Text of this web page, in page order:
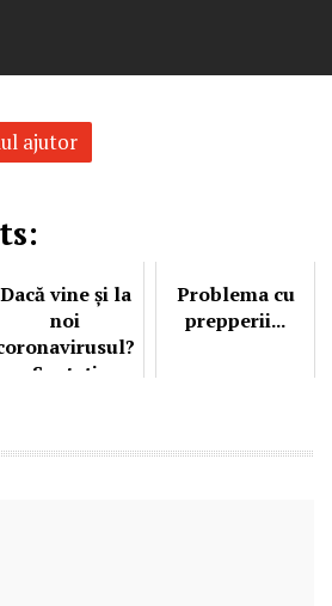
ajutor
Dacă vine și la
noi
Sunteți
carantină?
Problema cu
prepperii...